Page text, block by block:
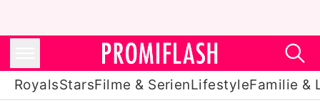
RoyalsStarsFilme & SerienLifestyleFamilie &